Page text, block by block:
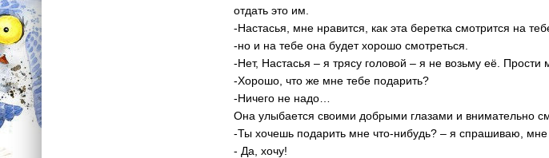
отдать это им.
-Настасья, мне нравится, как эта беретка смотрится на
-но и на тебе она будет хорошо смотреться.
-Нет, Настасья – я трясу головой – я не возьму её. Прости
-Хорошо, что же мне тебе подарить?
-Ничего не надо…
Она улыбается своими добрыми глазами и внимательно
-Ты хочешь подарить мне что-нибудь? – я спрашиваю, мне
- Да, хочу!